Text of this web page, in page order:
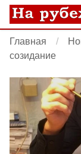
Главная
созидание